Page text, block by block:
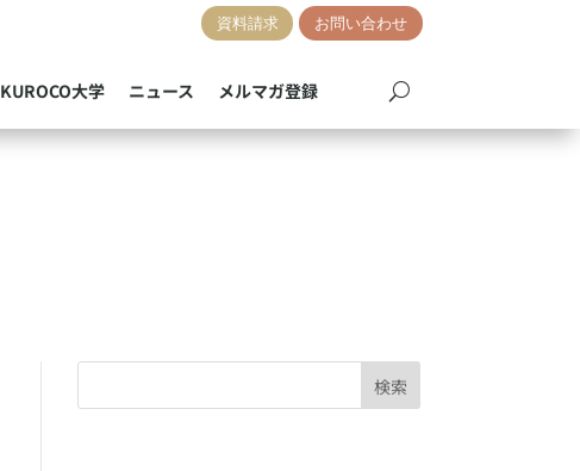
資料請求 お問い合わせ
KUROCO大学 ニュース メルマガ登録
検索